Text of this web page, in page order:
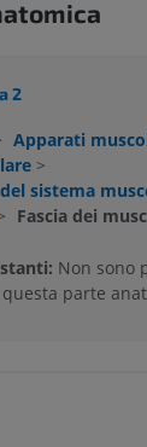
2
Apparati
>
sistema
Fascia dei
Non sono
parte